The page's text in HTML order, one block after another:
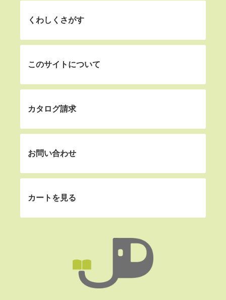
くわしくさがす
このサイトについて
カタログ請求
お問い合わせ
カートを見る